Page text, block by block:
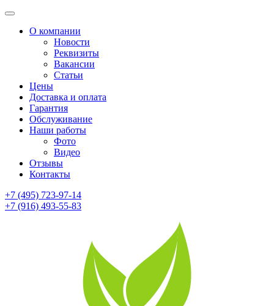
О компании
Новости
Реквизиты
Вакансии
Статьи
Цены
Доставка и оплата
Гарантия
Обслуживание
Наши работы
Фото
Видео
Отзывы
Контакты
+7 (495) 723-97-14
+7 (916) 493-55-83